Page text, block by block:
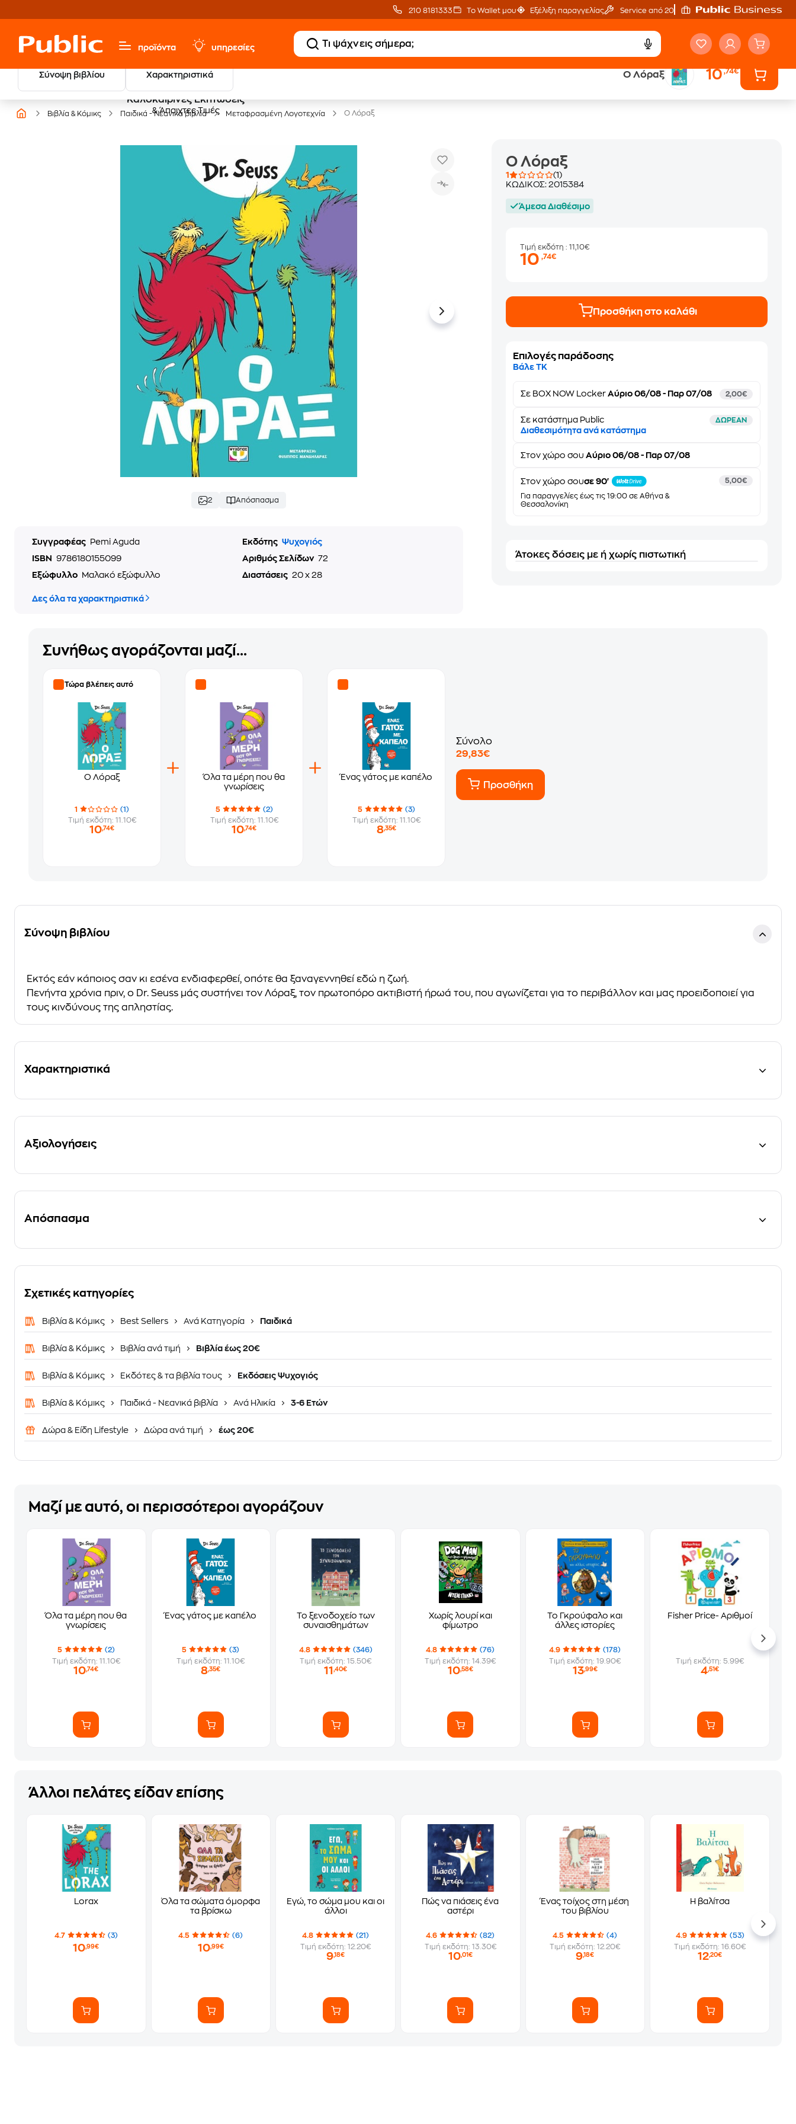
210 8181333 Το Wallet μου Εξέλιξη παραγγελίας Service από 20'
προϊόντα υπηρεσίες
Σύνοψη βιβλίου Χαρακτηριστικά Ο Λόραξ 10,74€
Καλοκαιρινές Εκπτώσεις
& Άπαιχτες Τιμές
Έλα στον κόσμο
Βιβλία & Κόμικς Παιδικά - Νεανικά βιβλία Μεταφρασμένη Λογοτεχνία Ο Λόραξ
2 Απόσπασμα
Συγγραφέας Pemi Aguda Εκδότης Ψυχογιός
ISBN
9786180155099 Αριθμός Σελίδων 72
Εξώφυλλο
Μαλακό εξώφυλλο Διαστάσεις 20 x 28
Δες όλα τα χαρακτηριστικά
Ο Λόραξ
1
(1)
ΚΩΔΙΚΟΣ:2015384
Άμεσα Διαθέσιμο
Τιμή εκδότη: 11,10€
10,74€
Προσθήκη στο καλάθι
Επιλογές παράδοσης
Βάλε ΤΚ
Σε BOX NOW Locker Αύριο 06/08 - Παρ 07/08 2,00€
Σε κατάστημα Public ΔΩΡΕΑΝ
Διαθεσιμότητα ανά κατάστημα
Στονχώρο σου Αύριο 06/08 - Παρ 07/08
Στον χώρο σουσε 90'
Για παραγγελίες έως τις 19:00 σε Αθήνα &
Θεσσαλονίκη
5,00€
Άτοκες δόσεις με ή χωρίς πιστωτική
Συνήθως αγοράζονται μαζί...
Τώρα βλέπεις αυτό
Ο Λόραξ
1
(1)
Τιμή εκδότη: 11.10€
10,74€
Όλα τα μέρη που θα
γνωρίσεις
5
(2)
Τιμή εκδότη: 11.10€
10,74€
Ένας γάτος με καπέλο
5
(3)
Τιμή εκδότη: 11.10€
8,35€
Σύνολο
29,83€
Προσθήκη
Σύνοψη βιβλίου
Εκτός εάν κάποιος σαν κι εσένα ενδιαφερθεί, οπότε θα ξαναγεννηθεί εδώ η ζωή.
Πενήντα χρόνια πριν, ο Dr. Seuss μάς συστήνει τον Λόραξ, τον πρωτοπόρο ακτιβιστή ήρωά του, που αγωνίζεται για το περιβάλλον και μας προειδοποιεί για
τους κινδύνους της απληστίας.
Χαρακτηριστικά
Αξιολογήσεις
Απόσπασμα
Σχετικές κατηγορίες
Βιβλία & Κόμικς Best Sellers Ανά Κατηγορία Παιδικά
Βιβλία & Κόμικς Βιβλία ανά τιμή Βιβλία έως 20€
Βιβλία & Κόμικς Εκδότες & τα βιβλία τους Εκδόσεις Ψυχογιός
Βιβλία & Κόμικς Παιδικά - Νεανικά βιβλία Ανά Ηλικία 3-6 Ετών
Δώρα & Είδη Lifestyle Δώρα ανά τιμή έως 20€
Μαζί με αυτό, οι περισσότεροι αγοράζουν
Όλα τα μέρη που θα
γνωρίσεις
5
(2)
Τιμή εκδότη: 11.10€
10,74€
Ένας γάτος με καπέλο
5
(3)
Τιμή εκδότη: 11.10€
8,35€
Το ξενοδοχείο των
συναισθημάτων
4.8
(346)
Τιμή εκδότη: 15.50€
11,40€
Χωρίς λουρί και
φίμωτρο
4.8
(76)
Τιμή εκδότη: 14.39€
10,58€
Το Γκρούφαλο και
άλλες ιστορίες
4.9
(178)
Τιμή εκδότη: 19.90€
13,99€
Fisher Price- Αριθμοί
Τιμή εκδότη: 5.99€
4,51€
Άλλοι πελάτες είδαν επίσης
Lorax
4.7 (3)
10,99€
Όλα τα σώματα όμορφα
τα βρίσκω
4.5 (6)
10,99€
Εγώ, το σώμα μου και οι
άλλοι
4.8
(21)
Τιμή εκδότη: 12.20€
9,18€
Πώς να πιάσεις ένα
αστέρι
4.6
(82)
Τιμή εκδότη: 13.30€
10,01€
Ένας τοίχος στη μέση
του βιβλίου
4.5
(4)
Τιμή εκδότη: 12.20€
9,18€
Η βαλίτσα
4.9
(53)
Τιμή εκδότη: 16.60€
12,20€